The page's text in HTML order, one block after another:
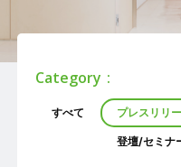
Category
すべて プレスリリ
登壇/セミナ